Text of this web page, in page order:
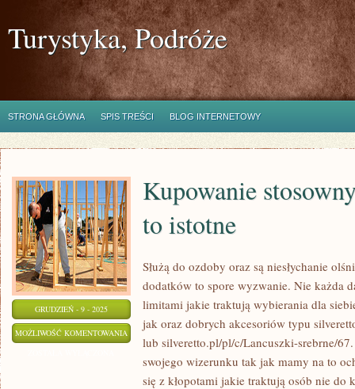
Turystyka, Podróże
STRONA GŁÓWNA SPIS TREŚCI BLOG INTERNETOWY
GRUDZIEŃ - 9 - 2025
MOŻLIWOŚĆ KOMENTOWANIA KUPOWANIE
AKCESORIÓW
Kupowanie
to istotne
Służą do ozdoby oraz są niesłychanie
dodatków to spore wyzwanie. Nie każda
limitami jakie traktują wybierania dla
jak oraz dobrych akcesoriów typu
lub silveretto.pl/pl/c/Lancuszki-srebrne/
swojego wizerunku tak jak mamy na to
się z kłopotami jakie traktują osób nie do